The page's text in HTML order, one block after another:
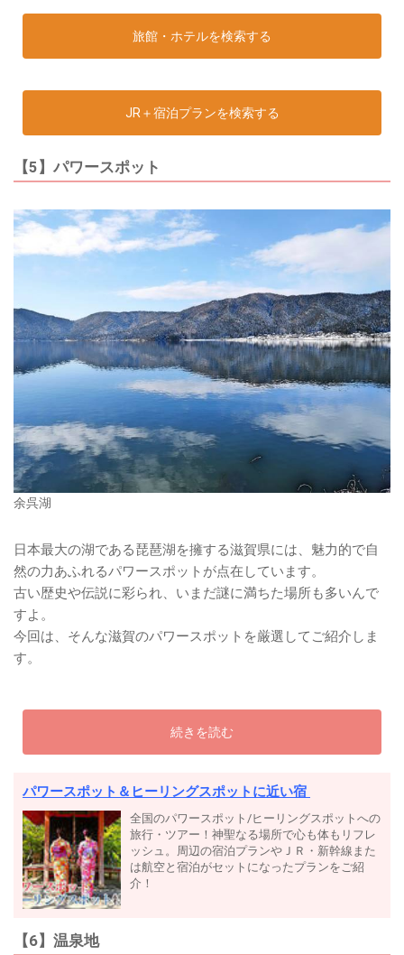
旅館・ホテルを検索する
JR＋宿泊プランを検索する
【5】パワースポット
余呉湖
日本最大の湖である琵琶湖を擁する滋賀県には、魅力的で自
然の力あふれるパワースポットが点在しています。
古い歴史や伝説に彩られ、いまだ謎に満ちた場所も多いんで
すよ。
今回は、そんな滋賀のパワースポットを厳選してご紹介しま
す。
続きを読む
パワースポット＆ヒーリングスポットに近い宿
全国のパワースポット/ヒーリングスポットへの
旅行・ツアー！神聖なる場所で心も体もリフレ
ッシュ。周辺の宿泊プランやＪＲ・新幹線また
は航空と宿泊がセットになったプランをご紹
介！
【6】温泉地